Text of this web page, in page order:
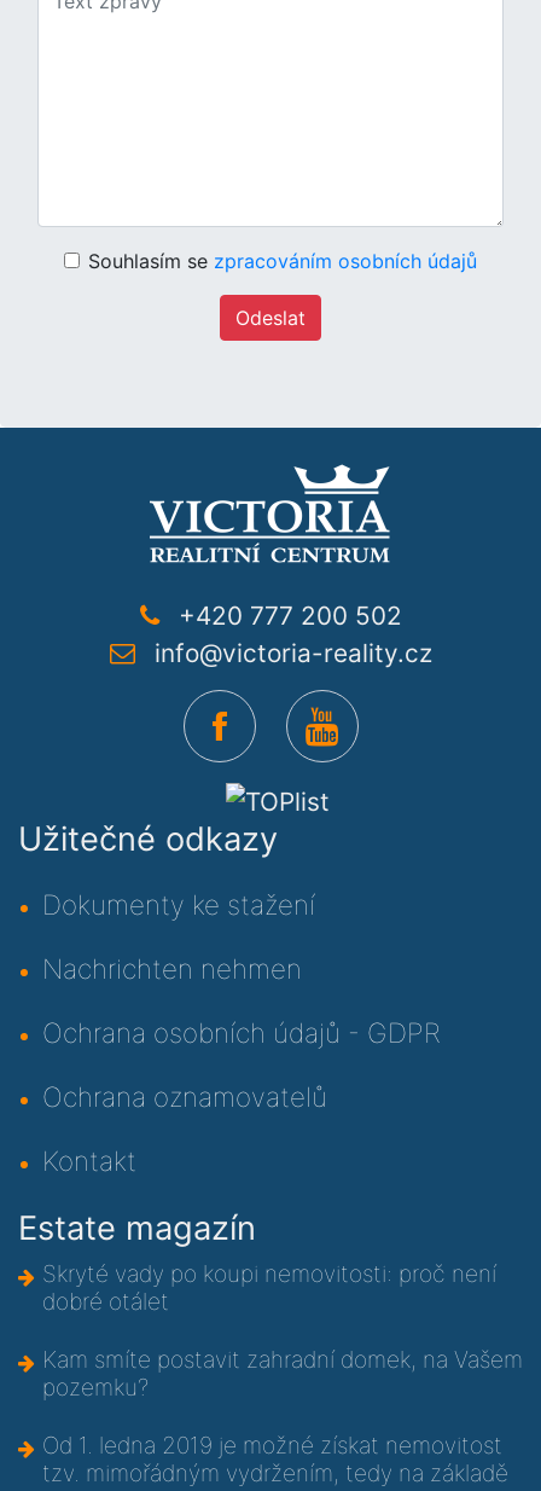
Souhlasím se zpracováním osobních údajů
Odeslat
+420 777 200 502
info@victoria-reality.cz
Užitečné odkazy
Dokumenty ke stažení
Nachrichten nehmen
Ochrana osobních údajů - GDPR
Ochrana oznamovatelů
Kontakt
Estate magazín
Skryté vady po koupi nemovitosti: proč není
dobré otálet
Kam smíte postavit zahradní domek, na Vašem
pozemku?
Od 1. ledna 2019 je možné získat nemovitost
tzv. mimořádným vydržením, tedy na základě